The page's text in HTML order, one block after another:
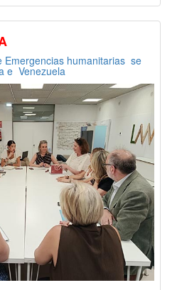
Emergencias humanitarias se
e Venezuela